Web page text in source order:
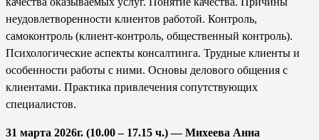
неудовлетворенности клиентов работой. Контроль,
самоконтроль (клиент-контроль, общественный контроль).
Психологические аспекты консалтинга. Трудные клиенты и
особенности работы с ними. Основы делового общения с
клиентами. Практика привлечения сопутствующих
специалистов.
31 марта 2026г. (10.00 – 17.15 ч.) — Михеева Анна